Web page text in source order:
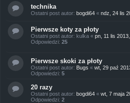
technika
Ostatni post autor: bogdi64 « ndz, 24 lis
Pierwsze koty za płoty
Ostatni post autor: kulka « pn, 11 lis
Odpowiedzi: 25
Pierwsze skoki za płoty
Ostatni post autor: Bugs « wt, 29 paź
Odpowiedzi: 5
20 razy
Ostatni post autor: bogdi64 « wt, 7 maja
Odpowiedzi: 2